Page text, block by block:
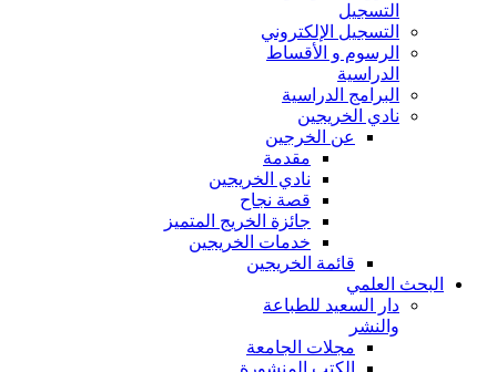
التسجيل
التسجيل الإلكتروني
الرسوم و الأقساط
الدراسية
البرامج الدراسية
نادي الخريجين
عن الخرجين
مقدمة
نادي الخريجين
قصة نجاح
جائزة الخريج المتميز
خدمات الخريجين
قائمة الخريجين
البحث العلمي
دار السعيد للطباعة
والنشر
مجلات الجامعة
الكتب المنشورة